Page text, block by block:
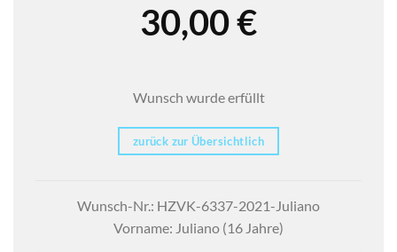
30,00€
Wunsch wurde erfüllt
zurück zur Übersichtlich
Wunsch-Nr.: HZVK-6337-2021-Juliano
Vorname: Juliano (16 Jahre)